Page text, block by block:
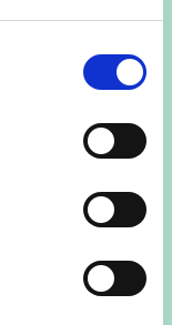
fietsen en